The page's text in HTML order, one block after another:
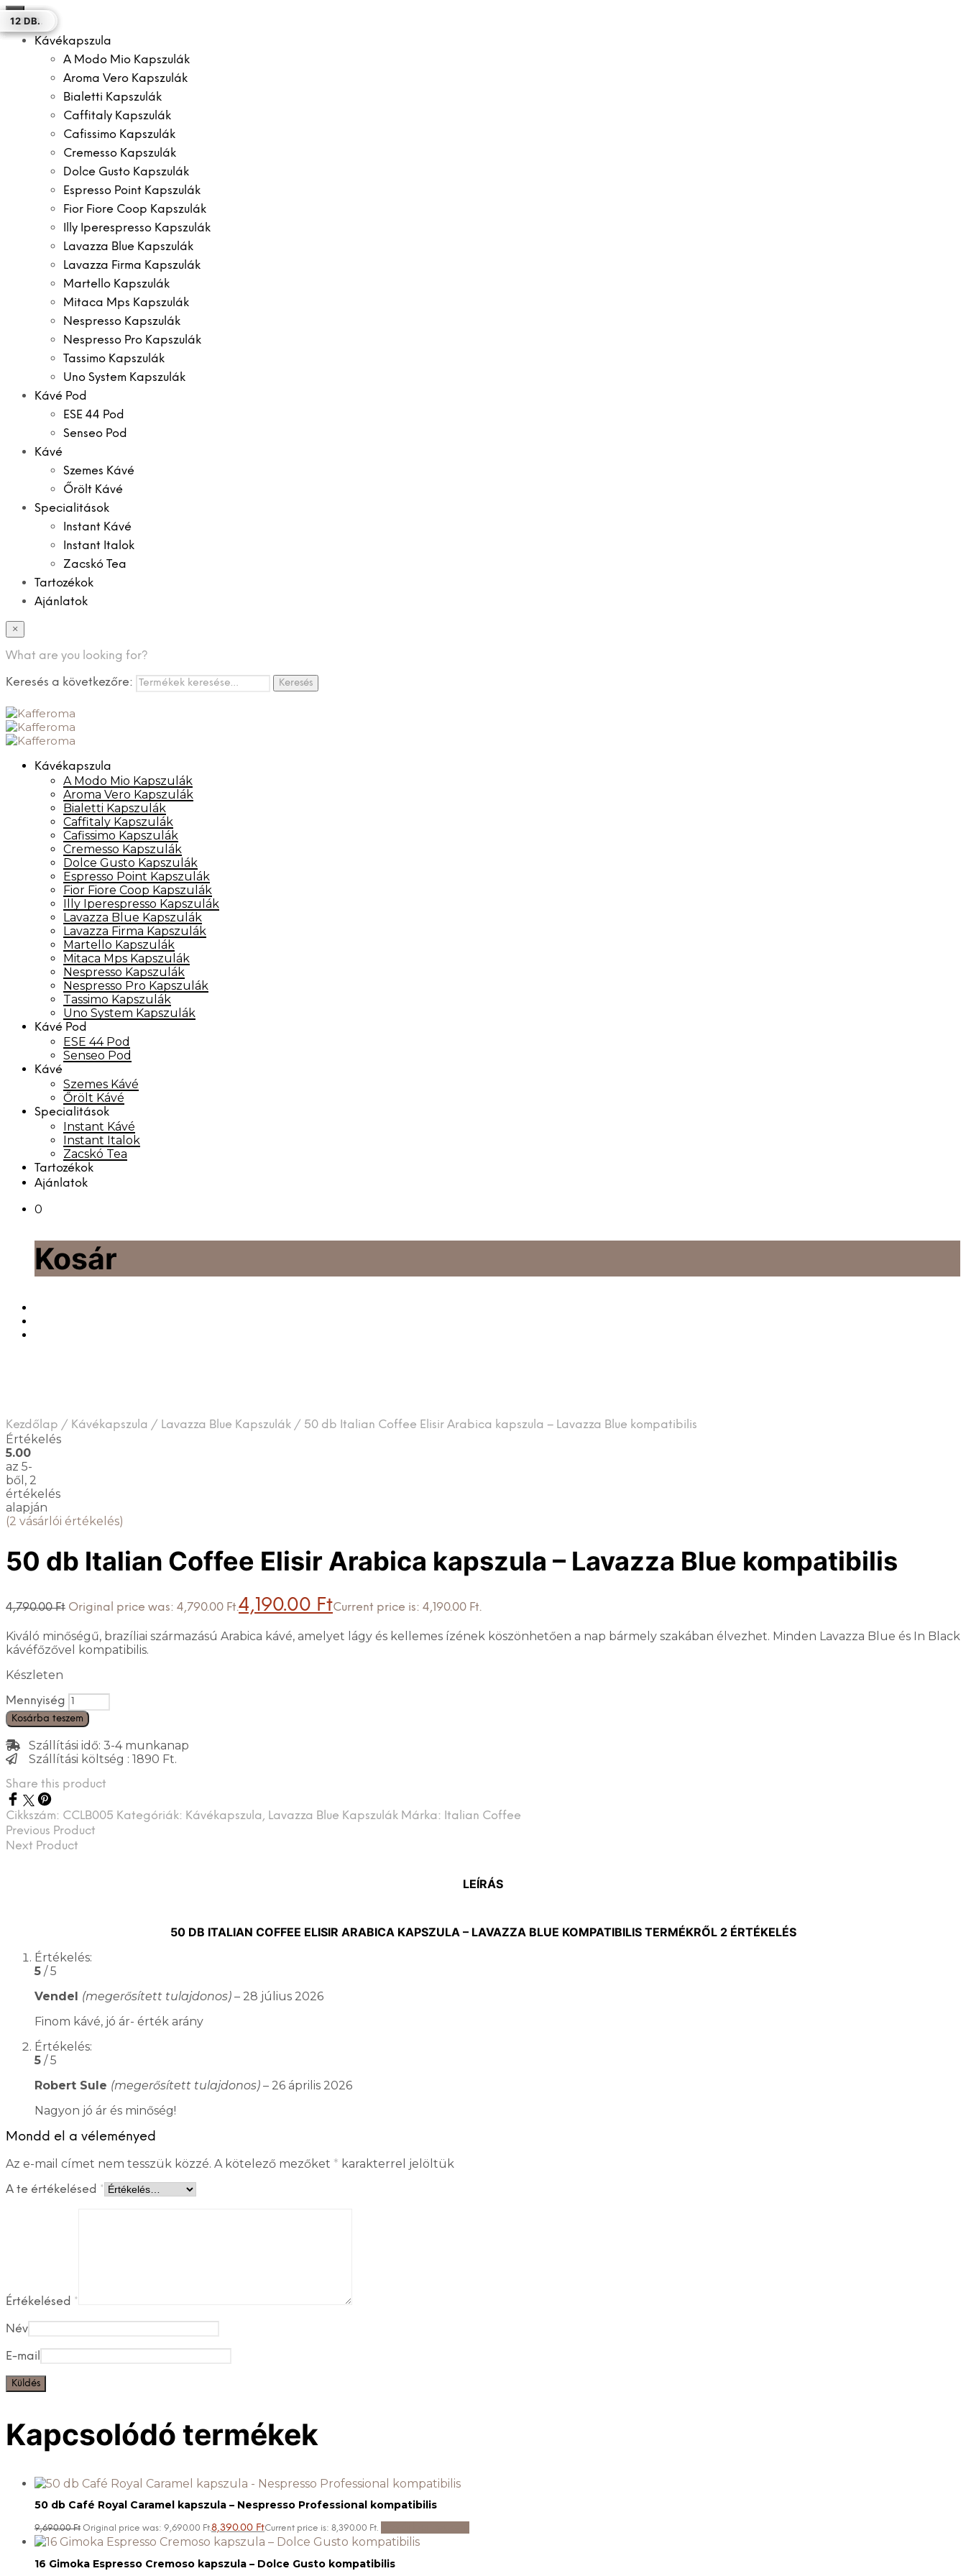
×
Kávékapszula
A Modo Mio Kapszulák
Aroma Vero Kapszulák
Bialetti Kapszulák
Caffitaly Kapszulák
Cafissimo Kapszulák
Cremesso Kapszulák
Dolce Gusto Kapszulák
Espresso Point Kapszulák
Fior Fiore Coop Kapszulák
Illy Iperespresso Kapszulák
Lavazza Blue Kapszulák
Lavazza Firma Kapszulák
Martello Kapszulák
Mitaca Mps Kapszulák
Nespresso Kapszulák
Nespresso Pro Kapszulák
Tassimo Kapszulák
Uno System Kapszulák
Kávé Pod
ESE 44 Pod
Senseo Pod
Kávé
Szemes Kávé
Őrölt Kávé
Specialitások
Instant Kávé
Instant Italok
Zacskó Tea
Tartozékok
Ajánlatok
×
What are you looking for?
Keresés a következőre: Keresés
Kávékapszula
A Modo Mio Kapszulák
Aroma Vero Kapszulák
Bialetti Kapszulák
Caffitaly Kapszulák
Cafissimo Kapszulák
Cremesso Kapszulák
Dolce Gusto Kapszulák
Espresso Point Kapszulák
Fior Fiore Coop Kapszulák
Illy Iperespresso Kapszulák
Lavazza Blue Kapszulák
Lavazza Firma Kapszulák
Martello Kapszulák
Mitaca Mps Kapszulák
Nespresso Kapszulák
Nespresso Pro Kapszulák
Tassimo Kapszulák
Uno System Kapszulák
Kávé Pod
ESE 44 Pod
Senseo Pod
Kávé
Szemes Kávé
Őrölt Kávé
Specialitások
Instant Kávé
Instant Italok
Zacskó Tea
Tartozékok
Ajánlatok
0
Kosár
50 DB.
Kezdőlap / Kávékapszula / Lavazza Blue Kapszulák / 50 db Italian Coffee Elisir Arabica kapszula – Lavazza Blue kompatibilis
Értékelés
5.00
az 5-
ből, 2
értékelés
alapján
(2 vásárlói értékelés)
50 db Italian Coffee Elisir Arabica kapszula – Lavazza Blue kompatibilis
4,790.00Ft Original price was: 4,790.00 Ft.4,190.00 FtCurrent price is: 4,190.00 Ft.
Kiváló minőségű, brazíliai származású Arabica kávé, amelyet lágy és kellemes ízének köszönhetően a nap bármely szakában élvezhet. Minden Lavazza Blue és In Black
kávéfőzővel kompatibilis.
Készleten
Mennyiség
Kosárba teszem
Szállítási idő: 3-4 munkanap
Szállítási költség : 1890 Ft.
Share this product
Cikkszám: CCLB005 Kategóriák: Kávékapszula, Lavazza Blue Kapszulák Márka: Italian Coffee
Previous Product
Next Product
LEÍRÁS
50 DB ITALIAN COFFEE ELISIR ARABICA KAPSZULA – LAVAZZA BLUE KOMPATIBILISTERMÉKRŐL 2 ÉRTÉKELÉS
Értékelés:
5 / 5
Vendel (megerősített tulajdonos) – 28 július 2026
Finom kávé, jó ár- érték arány
Értékelés:
5 / 5
Robert Sule (megerősített tulajdonos) – 26 április 2026
Nagyon jó ár és minőség!
Mondd el a véleményed
Az e-mail címet nem tesszük közzé. A kötelező mezőket * karakterrel jelöltük
A te értékelésed *
Értékelésed *
Név
E-mail
Kapcsolódó termékek
50 DB.
50 db Café Royal Caramel kapszula – Nespresso Professional kompatibilis
9,690.00Ft Original price was: 9,690.00 Ft.8,390.00 FtCurrent price is: 8,390.00 Ft.
16 DB.
16 Gimoka Espresso Cremoso kapszula – Dolce Gusto kompatibilis
12 DB.
12 DB.
30 DB.
12 DB.